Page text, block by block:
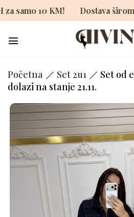
BiH za samo 10 KM!
Početna Set 2u1
Set od
dolazi na stanje 21.11.